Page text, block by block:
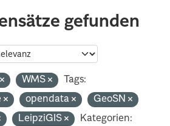
gefunden
WMS
Tags:
opendata
GeoSN
LeipziGIS
Kategorien: